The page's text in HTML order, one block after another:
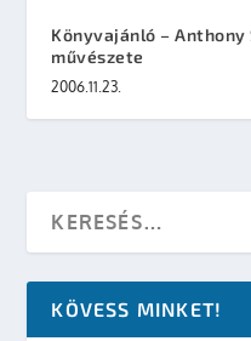
Könyvajánló – Anthony
művészete
2006.11.23.
KÖVESS MINKET!